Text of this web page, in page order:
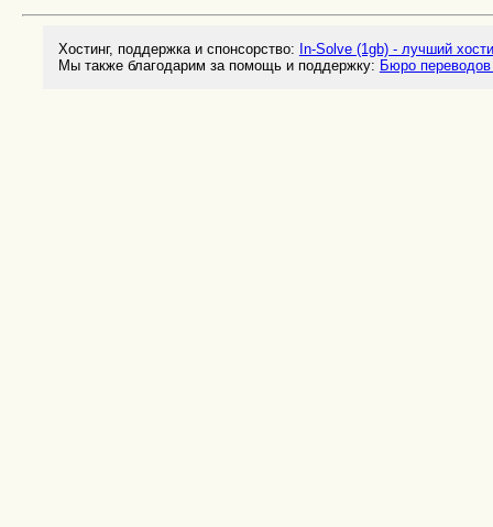
Хостинг, поддержка и спонсорство: In-Solve (1gb) - лучший
Мы также благодарим за помощь и поддержку: Бюро переводов